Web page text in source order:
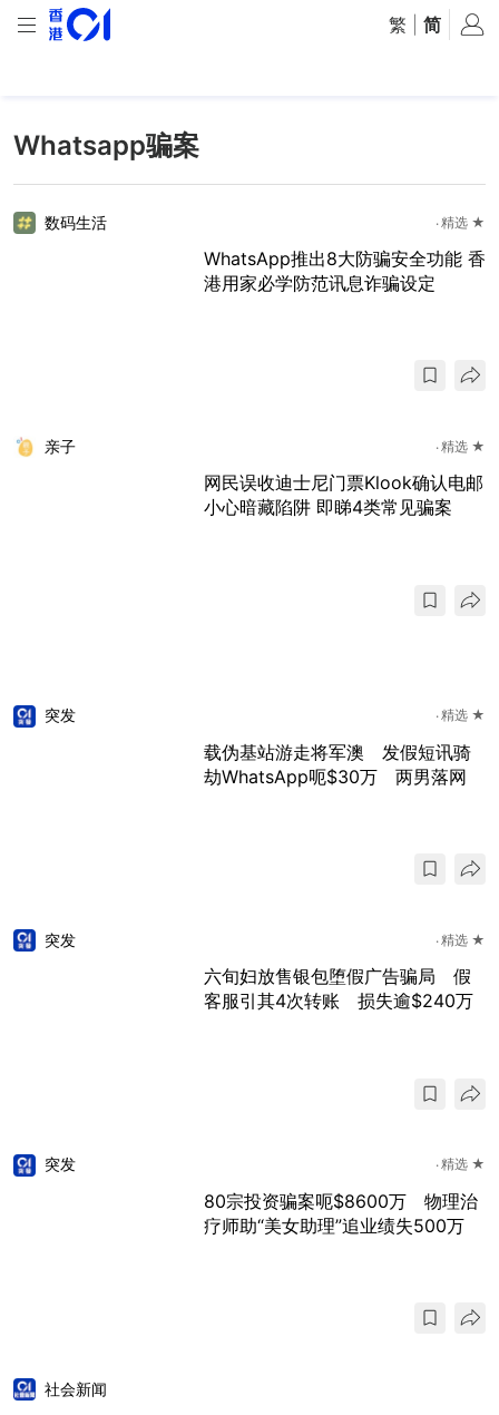
繁 简
Whatsapp骗案
数码生活 精选 ★
WhatsApp推出8大防骗安全功能 香
港用家必学防范讯息诈骗设定
亲子 精选 ★
网民误收迪士尼门票Klook确认电邮
小心暗藏陷阱 即睇4类常见骗案
突发 精选 ★
载伪基站游走将军澳 发假短讯骑
劫WhatsApp呃$30万 两男落网
突发 精选 ★
六旬妇放售银包堕假广告骗局 假
客服引其4次转账 损失逾$240万
突发 精选 ★
80宗投资骗案呃$8600万 物理治
疗师助“美女助理”追业绩失500万
社会新闻